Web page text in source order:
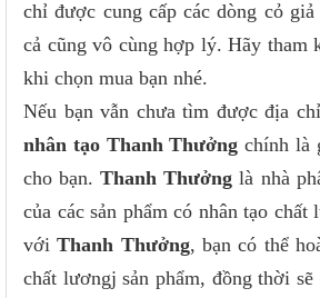
chỉ được cung cấp các dòng cỏ
cả cũng vô cùng hợp lý. Hãy tham
khi chọn mua bạn nhé.
Nếu bạn vẫn chưa tìm được địa
nhân tạo Thanh Thưởng chính là
cho bạn.Thanh Thưởng là nhà
của các sản phẩm có nhân tạo
vớiThanh Thưởng, bạn có thể
chất lươngj sản phẩm, đồng thời